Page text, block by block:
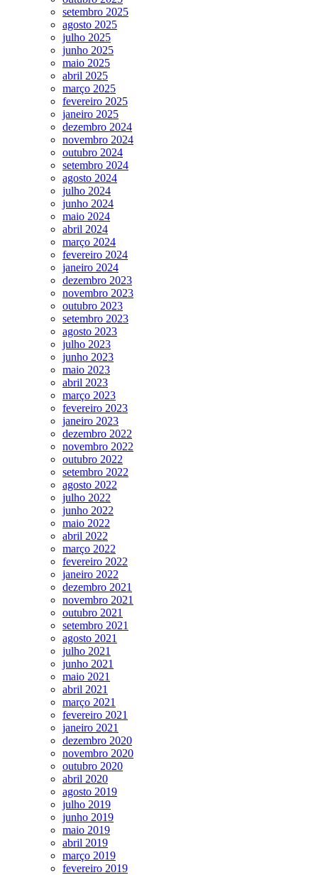
setembro 2025
agosto 2025
julho 2025
junho 2025
maio 2025
abril 2025
março 2025
fevereiro 2025
janeiro 2025
dezembro 2024
novembro 2024
outubro 2024
setembro 2024
agosto 2024
julho 2024
junho 2024
maio 2024
abril 2024
março 2024
fevereiro 2024
janeiro 2024
dezembro 2023
novembro 2023
outubro 2023
setembro 2023
agosto 2023
julho 2023
junho 2023
maio 2023
abril 2023
março 2023
fevereiro 2023
janeiro 2023
dezembro 2022
novembro 2022
outubro 2022
setembro 2022
agosto 2022
julho 2022
junho 2022
maio 2022
abril 2022
março 2022
fevereiro 2022
janeiro 2022
dezembro 2021
novembro 2021
outubro 2021
setembro 2021
agosto 2021
julho 2021
junho 2021
maio 2021
abril 2021
março 2021
fevereiro 2021
janeiro 2021
dezembro 2020
novembro 2020
outubro 2020
abril 2020
agosto 2019
julho 2019
junho 2019
maio 2019
abril 2019
março 2019
fevereiro 2019